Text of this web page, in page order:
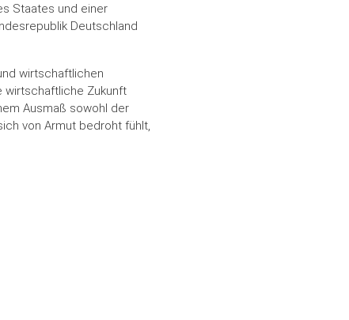
Staates und einer
Deutschland
wirtschaftlichen
wirtschaftliche Zukunft
Ausmaß sowohl der
von Armut bedroht fühlt,